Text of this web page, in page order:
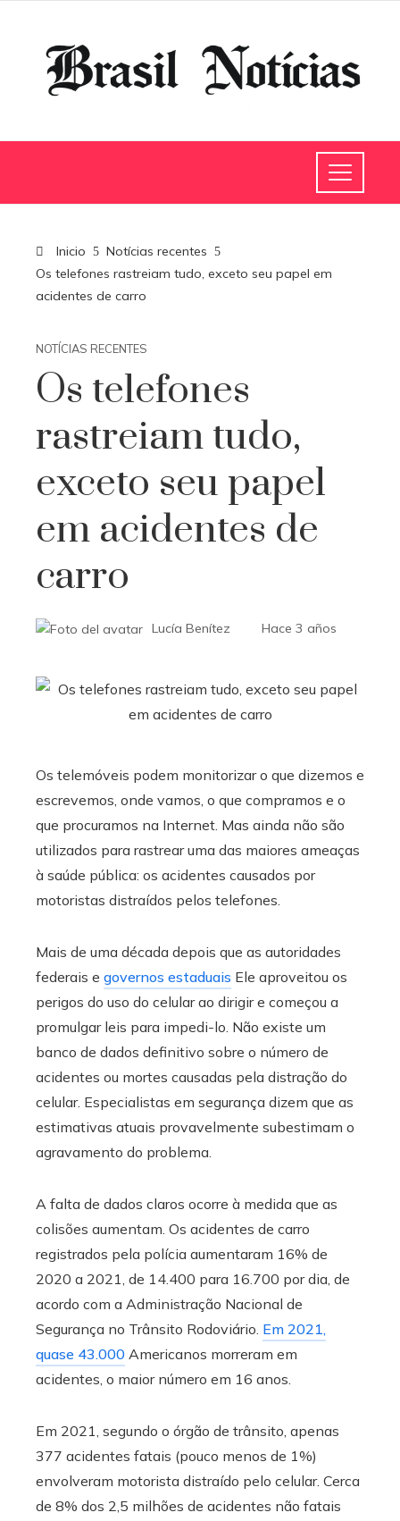
Inicio
Notícias recentes
Os telefones rastreiam tudo, exceto seu papel em
acidentes de carro
NOTÍCIAS RECENTES
Os telefones
rastreiam tudo,
exceto seu papel
em acidentes de
carro
Lucía Benítez Hace 3 años
Os telemóveis podem monitorizar o que dizemos e
escrevemos, onde vamos, o que compramos e o
que procuramos na Internet. Mas ainda não são
utilizados para rastrear uma das maiores ameaças
à saúde pública: os acidentes causados ​​por
motoristas distraídos pelos telefones.
Mais de uma década depois que as autoridades
federais e governos estaduais Ele aproveitou os
perigos do uso do celular ao dirigir e começou a
promulgar leis para impedi-lo. Não existe um
banco de dados definitivo sobre o número de
acidentes ou mortes causadas pela distração do
celular. Especialistas em segurança dizem que as
estimativas atuais provavelmente subestimam o
agravamento do problema.
A falta de dados claros ocorre à medida que as
colisões aumentam. Os acidentes de carro
registrados pela polícia aumentaram 16% de
2020 a 2021, de 14.400 para 16.700 por dia, de
acordo com a Administração Nacional de
Segurança no Trânsito Rodoviário. Em 2021,
quase 43.000 Americanos morreram em
acidentes, o maior número em 16 anos.
Em 2021, segundo o órgão de trânsito, apenas
377 acidentes fatais (pouco menos de 1%)
envolveram motorista distraído pelo celular. Cerca
de 8% dos 2,5 milhões de acidentes não fatais